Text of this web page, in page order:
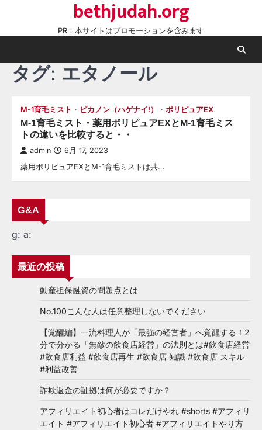
content
bethjudah.org
PR：本サイトはプロモーションを含みます
タグ: エタノール
M-1育毛ミスト ピカノン（ハゲナイ!） ポリピュアEX
M-1育毛ミスト・薬用ポリピュアEXとM-1育毛ミス
トの違いを比較すると・・
admin 6月 17, 2023
薬用ポリピュアEXとM-1育毛ミストは共…
G&A
g: a:
最近の投稿
動産担保融資の問題点とは
No.100こんな人は任意整理しないでください
【覚醒編】一流料理人が「最強の経営者」へ覚醒する！2
分で分かる「無敵の飲食店経営」の法則とは#飲食店経営
#飲食店利益 #飲食店再生 #飲食店 知識 #飲食店 スキル
#利益改善
詐欺返金の証拠は何が必要ですか？
アフィリエイト初心者はコレだけやれ #shorts #アフィリ
エイト #アフィリエイト初心者 #アフィリエイトやり方